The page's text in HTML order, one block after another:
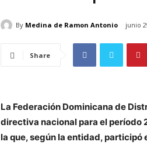
By Medina de Ramon Antonio junio
Share
La Federación Dominicana de
directiva nacional para el período
la que, según la entidad, participó